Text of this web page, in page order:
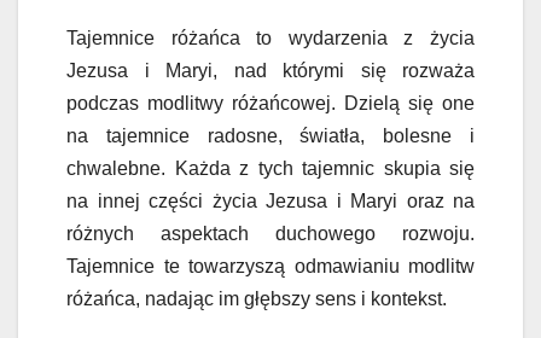
Tajemnice różańca to wydarzenia z życia
Jezusa i Maryi, nad którymi się rozważa
podczas modlitwy różańcowej. Dzielą się one
na tajemnice radosne, światła, bolesne i
chwalebne. Każda z tych tajemnic skupia się
na innej części życia Jezusa i Maryi oraz na
różnych aspektach duchowego rozwoju.
Tajemnice te towarzyszą odmawianiu modlitw
różańca, nadając im głębszy sens i kontekst.